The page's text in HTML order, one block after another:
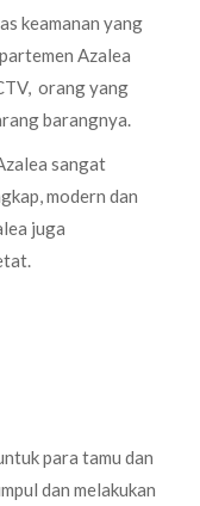
keamanan yang
Azalea
orang yang
barangnya.
sangat
modern dan
juga
para tamu dan
dan melakukan